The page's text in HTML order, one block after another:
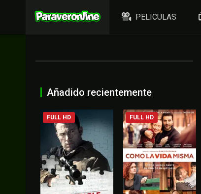
PELICULAS
Añadido recientemente
FULL HD FULL HD